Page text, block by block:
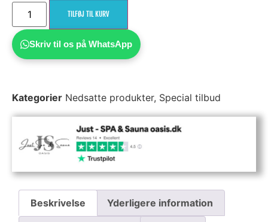
TILFØJ TIL KURV
Skriv til os på WhatsApp
Kategorier Nedsatte produkter, Special tilbud
Beskrivelse Yderligere information